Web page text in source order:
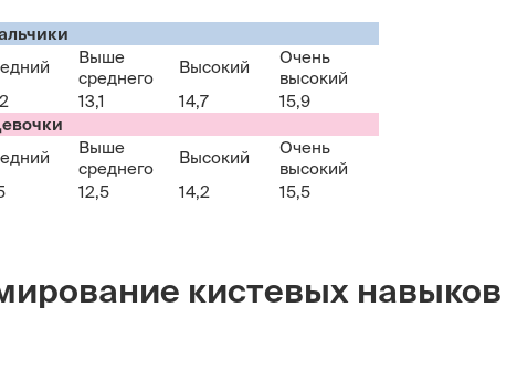
Выше
среднего
Высокий
Очень
высокий
13,1 14,7
15,9
Выше
среднего
Высокий
Очень
высокий
12,5 14,2 15,5
кистевых навыков